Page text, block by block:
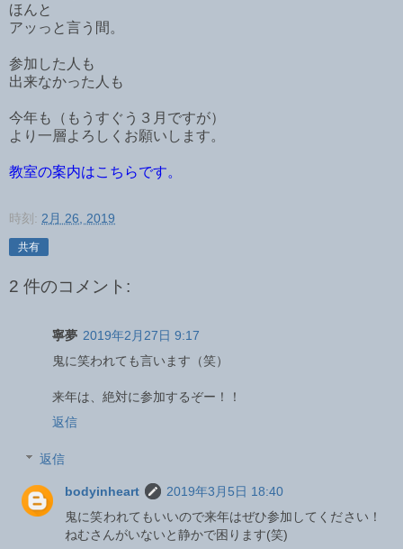
ほんと
アッっと言う間。
参加した人も
出来なかった人も
今年も（もうすぐう３月ですが）
より一層よろしくお願いします。
教室の案内はこちらです。
時刻: 2月 26, 2019
共有
2 件のコメント:
寧夢 2019年2月27日 9:17
鬼に笑われても言います（笑）
来年は、絶対に参加するぞー！！
返信
返信
bodyinheart
2019年3月5日 18:40
鬼に笑われてもいいので来年はぜひ参加してください！
ねむさんがいないと静かで困ります(笑)